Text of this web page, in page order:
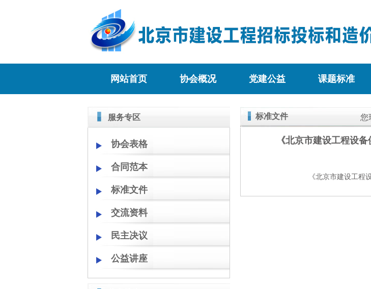
网站首页 协会概况 党建公益 课题标准
服务专区
协会表格
合同范本
标准文件
交流资料
民主决议
公益讲座
标准文件 您
《北京市建设工程设
《北京市建设工程